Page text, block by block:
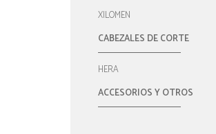
XILOMEN
CABEZALES DE CORTE
HERA
ACCESORIOS Y OTROS